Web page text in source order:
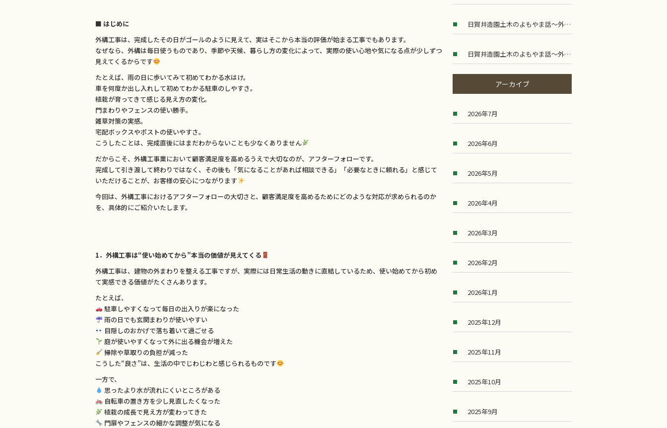
o
o
k
■ はじめに
外構工事は、完成したその日がゴールのように見えて、実はそこから本当の評価が始まる工事でもあります。
なぜなら、外構は毎日使うものであり、季節や天候、暮らし方の変化によって、実際の使い心地や気になる点が少しずつ
見えてくるからです
たとえば、雨の日に歩いてみて初めてわかる水はけ。
車を何度か出し入れして初めてわかる駐車のしやすさ。
植栽が育ってきて感じる見え方の変化。
門まわりやフェンスの使い勝手。
雑草対策の実感。
宅配ボックスやポストの使いやすさ。
こうしたことは、完成直後にはまだわからないことも少なくありません
だからこそ、外構工事業において顧客満足度を高めるうえで大切なのが、アフターフォローです。
完成して引き渡して終わりではなく、その後も「気になることがあれば相談できる」「必要なときに頼れる」と感じて
いただけることが、お客様の安心につながります
今回は、外構工事におけるアフターフォローの大切さと、顧客満足度を高めるためにどのような対応が求められるのか
を、具体的にご紹介いたします。
1．外構工事は“使い始めてから”本当の価値が見えてくる
外構工事は、建物の外まわりを整える工事ですが、実際には日常生活の動きに直結しているため、使い始めてから初め
て実感できる価値がたくさんあります。
たとえば、
駐車しやすくなって毎日の出入りが楽になった
雨の日でも玄関まわりが使いやすい
目隠しのおかげで落ち着いて過ごせる
庭が使いやすくなって外に出る機会が増えた
掃除や草取りの負担が減った
こうした“良さ”は、生活の中でじわじわと感じられるものです
一方で、
思ったより水が流れにくいところがある
自転車の置き方を少し見直したくなった
植栽の成長で見え方が変わってきた
門扉やフェンスの細かな調整が気になる
日賀井造園土木のよもやま話～外構工事における安全管理の大切さ
日賀井造園土木のよもやま話～外構工事のニーズ
アーカイブ
2026年7月
2026年6月
2026年5月
2026年4月
2026年3月
2026年2月
2026年1月
2025年12月
2025年11月
2025年10月
2025年9月